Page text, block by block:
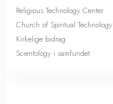
Religious Technology Center
Church of Spiritual Technology
Kirkelige bidrag
Scientology i samfundet